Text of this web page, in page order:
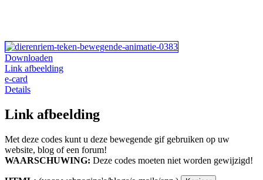
Downloaden
Link afbeelding
e-card
Details
Link afbeelding
Met deze codes kunt u deze bewegende gif gebruiken op uw
website, blog of een forum!
WAARSCHUWING: Deze codes moeten niet worden gewijzigd!